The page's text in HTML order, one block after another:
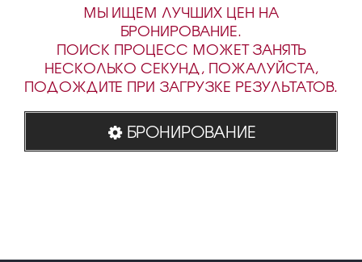
МЫ ИЩЕМ ЛУЧШИХ ЦЕН НА
БРОНИРОВАНИЕ.
ПОИСК ПРОЦЕСС МОЖЕТ ЗАНЯТЬ
НЕСКОЛЬКО СЕКУНД, ПОЖАЛУЙСТА,
ПОДОЖДИТЕ ПРИ ЗАГРУЗКЕ РЕЗУЛЬТАТОВ.
БРОНИРОВАНИЕ